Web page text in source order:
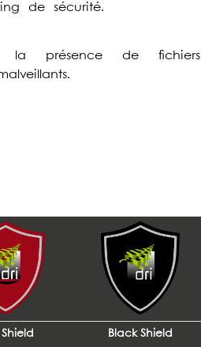
de sécurité.
la présence de fichiers
Shield Black Shield